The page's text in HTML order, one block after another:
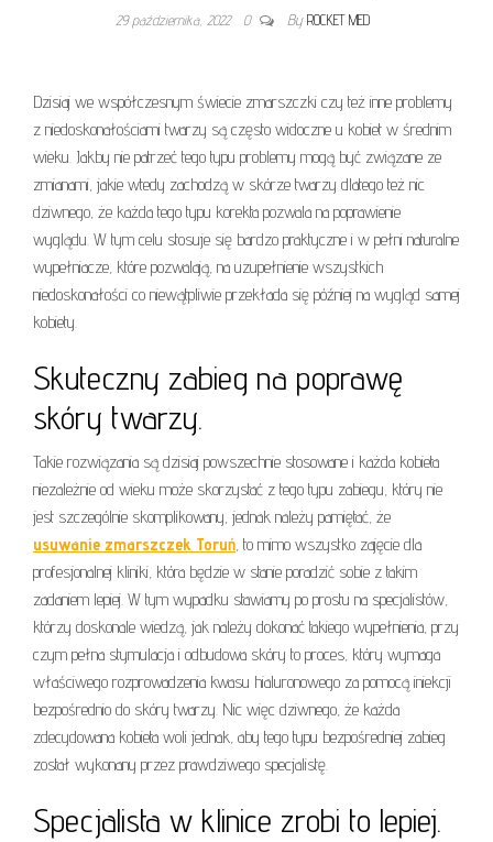
29 października, 2022 0 By ROCKET MED
Dzisiaj we współczesnym świecie zmarszczki czy też inne problemy
z niedoskonałościami twarzy są często widoczne u kobiet w średnim
wieku. Jakby nie patrzeć tego typu problemy mogą być związane ze
zmianami, jakie wtedy zachodzą w skórze twarzy dlatego też nic
dziwnego, że każda tego typu korekta pozwala na poprawienie
wyglądu. W tym celu stosuje się bardzo praktyczne i w pełni naturalne
wypełniacze, które pozwalają, na uzupełnienie wszystkich
niedoskonałości co niewątpliwie przekłada się później na wygląd samej
kobiety.
Skuteczny zabieg na poprawę
skóry twarzy.
Takie rozwiązania są dzisiaj powszechnie stosowane i każda kobieta
niezależnie od wieku może skorzystać z tego typu zabiegu, który nie
jest szczególnie skomplikowany, jednak należy pamiętać, że
usuwanie zmarszczek Toruń, to mimo wszystko zajęcie dla
profesjonalnej kliniki, która będzie w stanie poradzić sobie z takim
zadaniem lepiej. W tym wypadku stawiamy po prostu na specjalistów,
którzy doskonale wiedzą, jak należy dokonać takiego wypełnienia, przy
czym pełna stymulacja i odbudowa skóry to proces, który wymaga
właściwego rozprowadzenia kwasu hialuronowego za pomocą iniekcji
bezpośrednio do skóry twarzy. Nic więc dziwnego, że każda
zdecydowana kobieta woli jednak, aby tego typu bezpośredniej zabieg
został wykonany przez prawdziwego specjalistę.
Specjalista w klinice zrobi to lepiej.